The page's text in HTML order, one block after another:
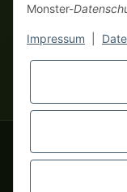
* Alle Preise zzgl.
BGB),
Preise in
auf dem
© 2020-2026
Monster-
ImpressumHallo und
dein
Für